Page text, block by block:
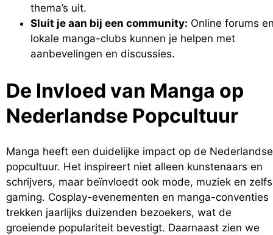
thema’s uit.
Sluit je aan bij een community: Online forums
lokale manga-clubs kunnen je helpen met
aanbevelingen en discussies.
De Invloed van Manga op
Nederlandse Popcultuur
Manga heeft een duidelijke impact op de Nederlandse
popcultuur. Het inspireert niet alleen kunstenaars en
schrijvers, maar beïnvloedt ook mode, muziek en zelfs
gaming. Cosplay-evenementen en manga-conventies
trekken jaarlijks duizenden bezoekers, wat de
groeiende populariteit bevestigt. Daarnaast zien we